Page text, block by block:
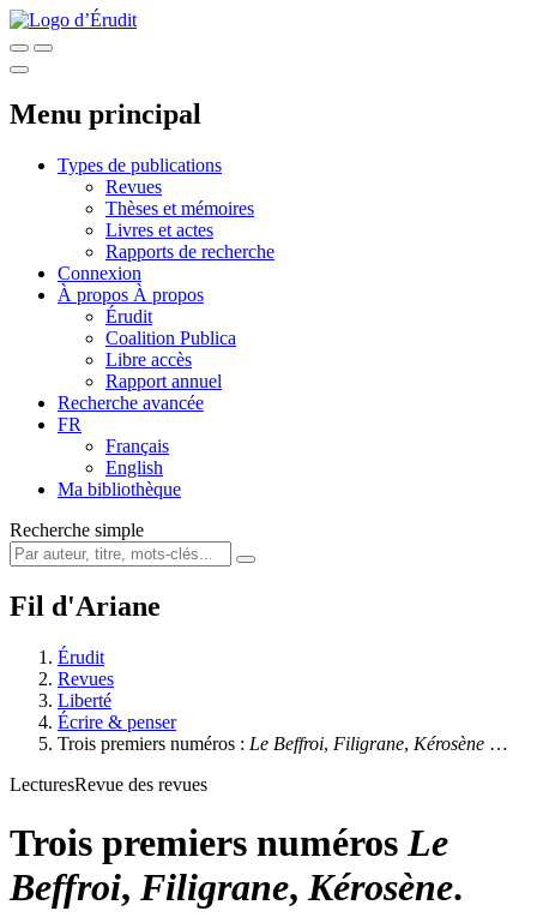
Menu principal
Types de publications
Revues
Thèses et mémoires
Livres et actes
Rapports de recherche
Connexion
À propos À propos
Érudit
Coalition Publica
Libre accès
Rapport annuel
Recherche avancée
FR
Français
English
Ma bibliothèque
Recherche simple
Fil d'Ariane
Érudit
Revues
Liberté
Écrire & penser
Trois premiers numéros : Le Beffroi, Filigrane, Kérosène …
LecturesRevue des revues
Trois premiers numéros Le
Beffroi, Filigrane, Kérosène.